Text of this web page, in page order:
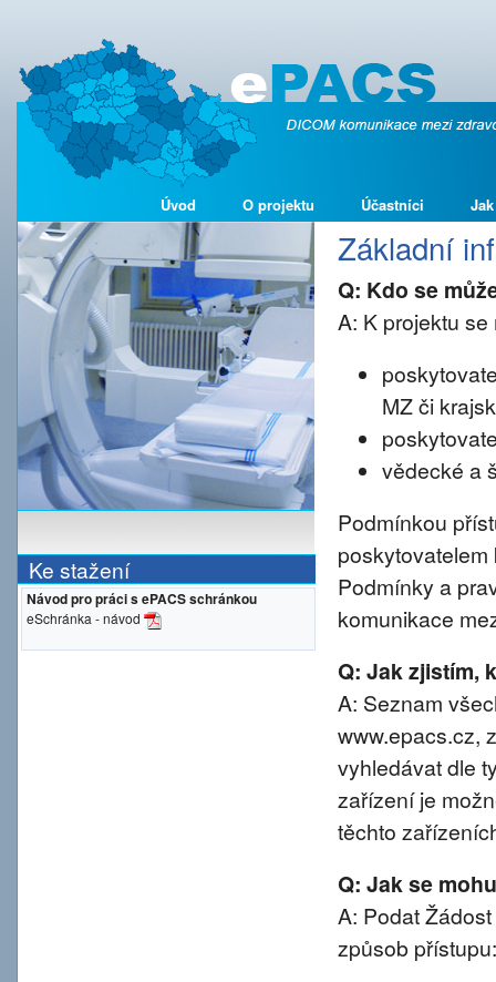
Úvod O projektu Účastníci
Ke stažení
Návod pro práci s ePACS schránkou
eSchránka - návod
Základní
Q: Kdo se
A: K projektu
MZ či
vědecké a
Podmínkou
poskytovatelem
Podmínky a
komunikace
Q: Jak zjistím,
A: Seznam
www.epacs.cz,
vyhledávat dle
zařízení je
těchto
Q: Jak se
A: Podat
způsob přístupu: